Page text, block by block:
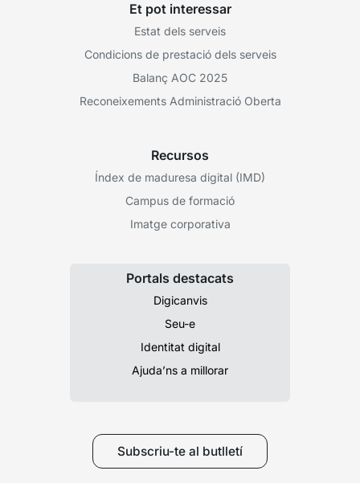
Et pot interessar
Estat dels serveis
Condicions de prestació dels serveis
Balanç AOC 2025
Reconeixements Administració Oberta
Recursos
Índex de maduresa digital (IMD)
Campus de formació
Imatge corporativa
Portals destacats
Digicanvis
Seu-e
Identitat digital
Ajuda’ns a millorar
Subscriu-te al butlletí